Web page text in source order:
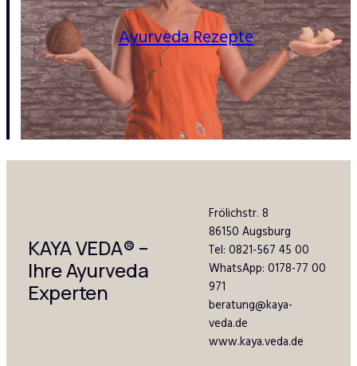
Ayurveda Rezepte
KAYA VEDA® –
Ihre Ayurveda
Experten
Frölichstr. 8
86150 Augsburg
Tel: 0821-567 45 00
WhatsApp: 0178-77 00
971
beratung@kaya-
veda.de
www.kaya.veda.de